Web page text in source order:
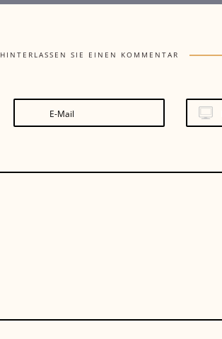
HINTERLASSEN SIE EINEN KOMMENTAR
E-Mail